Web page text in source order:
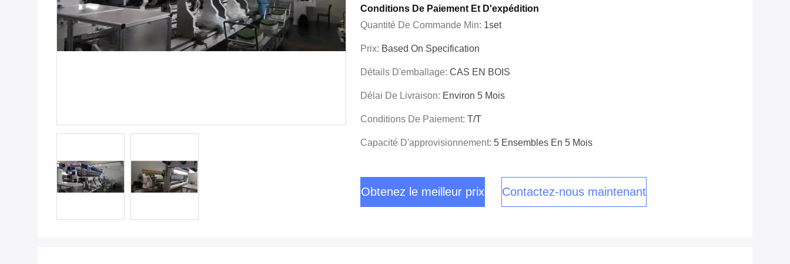
Conditions De Paiement Et D'expédition
Quantité De Commande Min: 1set
Prix: Based On Specification
Détails D'emballage: CAS EN BOIS
Délai De Livraison: Environ 5 Mois
Conditions De Paiement: T/T
Capacité D'approvisionnement: 5 Ensembles En 5 Mois
Obtenez le meilleur prix Contactez-nous maintenant